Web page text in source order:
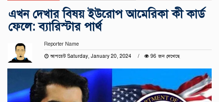
এখন দেখার বিষয় ইউরোপ আমেরিকা কী কার্ড
ফেলে: ব্যারিস্টার পার্থ
Reporter Name
আপডেট Saturday, January 20, 2024
96 জন দেখেছে